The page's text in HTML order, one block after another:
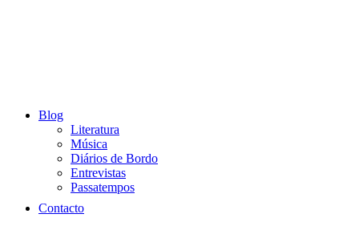
Blog
Literatura
Música
Diários de Bordo
Entrevistas
Passatempos
Contacto